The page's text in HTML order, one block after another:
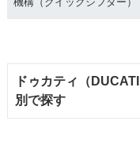
ドゥカティ（
別で探す